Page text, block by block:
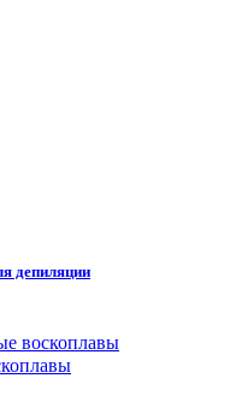
депиляции
воскоплавы